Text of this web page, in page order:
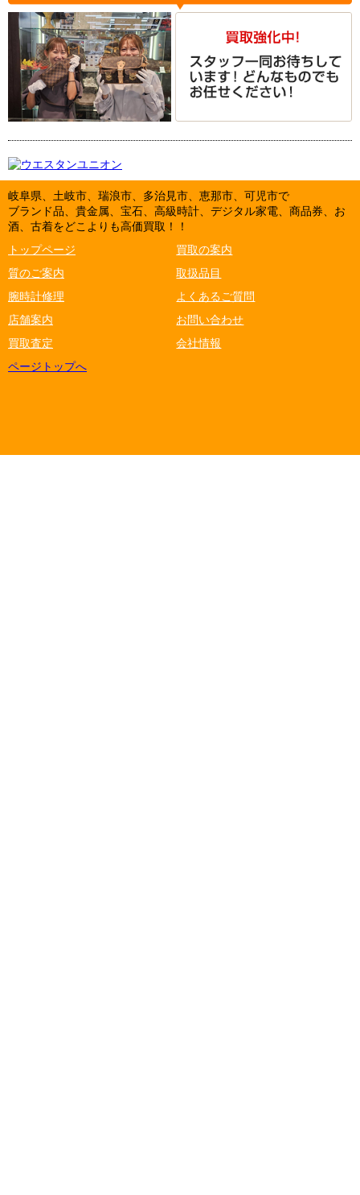
岐阜県、土岐市、瑞浪市、多治見市、恵那市、可児市で
ブランド品、貴金属、宝石、高級時計、デジタル家電、商品券、お
酒、古着をどこよりも高価買取！！
トップページ
買取の案内
質のご案内
取扱品目
腕時計修理
よくあるご質問
店舗案内
お問い合わせ
買取査定
会社情報
ページトップへ